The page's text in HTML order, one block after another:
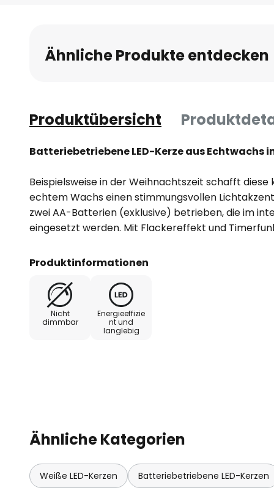
Ähnliche Produkte entdecken
Produktübersicht
Batteriebetriebene LED-Kerze aus Echtwachs
Beispielsweise in der Weihnachtszeit schafft diese
echtem Wachs einen stimmungsvollen
zwei AA-Batterien (exklusive) betrieben, die im
eingesetzt werden. Mit Flackereffekt und
Produktinformationen
Nicht
dimmbar
Energieeffizie
nt und
langlebig
Ähnliche Kategorien
Weiße LED-Kerzen Batteriebetriebene LED-Kerzen